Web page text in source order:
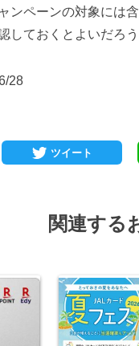
ンペーンの対象には
しておくとよいだろう
28
関連する